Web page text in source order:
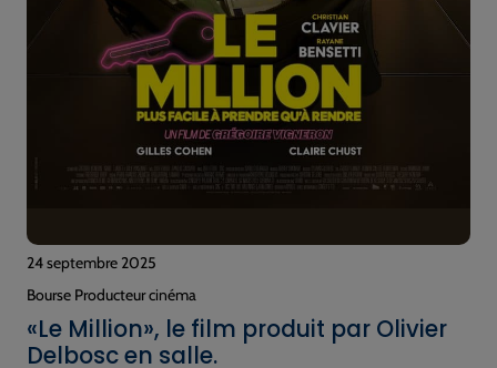
24 septembre 2025
Bourse Producteur cinéma
«Le Million», le film produit par Olivier
Delbosc en salle.